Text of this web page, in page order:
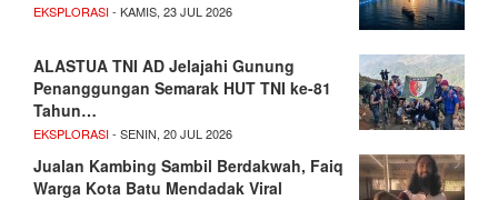
EKSPLORASI- KAMIS, 23 JUL 2026
ALASTUA TNI AD Jelajahi Gunung
Penanggungan Semarak HUT TNI ke-81
Tahun…
EKSPLORASI- SENIN, 20 JUL 2026
Jualan Kambing Sambil Berdakwah, Faiq
Warga Kota Batu Mendadak Viral